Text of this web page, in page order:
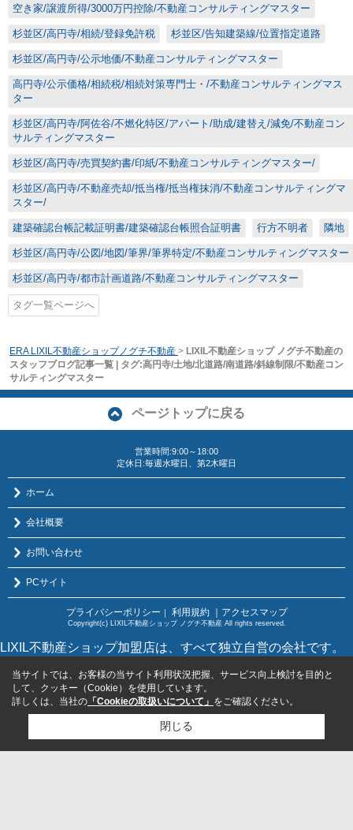
空き家/譲渡所得/3000万円控除/不動産コンサルティングマスター
杉並区/高円寺/相続/登録免許税 杉並区/告知建築線/位置指定道路
杉並区/高円寺/公示地価/不動産コンサルティングマスター
高円寺/公示価格/相続税/相続対策専門士・/不動産コンサルティングマス
ター
杉並区/高円寺/阿佐谷/不燃化特区/アパート/助成/建替え/減免/不動産コン
サルティングマスター
杉並区/高円寺/売買契約書/印紙/不動産コンサルティングマスター/
杉並区/高円寺/不動産売却/抵当権/抵当権抹消/不動産コンサルティングマ
スター/
建築確認台帳記載証明書/建築確認台帳照合証明書 行方不明者 隣地
杉並区/高円寺/公図/地図/筆界/筆界特定/不動産コンサルティングマスター
杉並区/高円寺/都市計画道路/不動産コンサルティングマスター
タグ一覧ページへ
ERA LIXIL不動産ショップノグチ不動産 > LIXIL不動産ショップ ノグチ不動産の
スタッフブログ記事一覧 | タグ:高円寺/土地/北道路/南道路/斜線制限/不動産コン
サルティングマスター
ページトップに戻る
営業時間:9:00～18:00
定休日:毎週水曜日、第2木曜日
ホーム
会社概要
お問い合わせ
PCサイト
プライバシーポリシー ｜ 利用規約 ｜アクセスマップ
Copyright(c) LIXIL不動産ショップ ノグチ不動産 All rights reserved.
LIXIL不動産ショップ加盟店は、すべて独立自営の会社です。
当サイトでは、お客様の当サイト利用状況把握、サービス向上検討を目的と
して、クッキー（Cookie）を使用しています。
詳しくは、当社の 「Cookieの取扱いについて」 をご確認ください。
閉じる